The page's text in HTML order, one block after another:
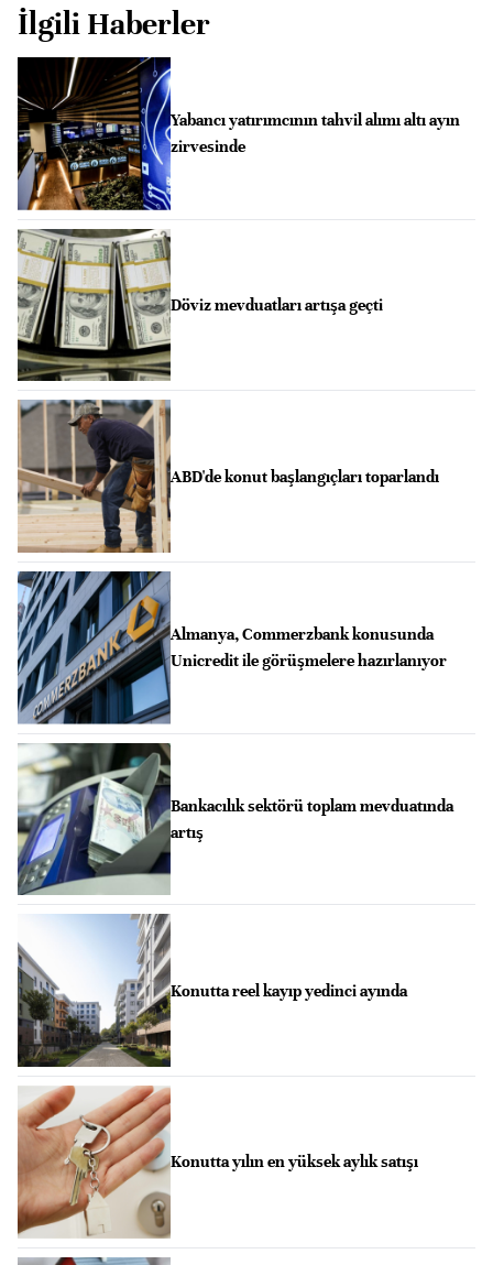
İlgili Haberler
Yabancı yatırımcının tahvil alımı altı ayın
zirvesinde
Döviz mevduatları artışa geçti
ABD'de konut başlangıçları toparlandı
Almanya, Commerzbank konusunda
Unicredit ile görüşmelere hazırlanıyor
Bankacılık sektörü toplam mevduatında
artış
Konutta reel kayıp yedinci ayında
Konutta yılın en yüksek aylık satışı